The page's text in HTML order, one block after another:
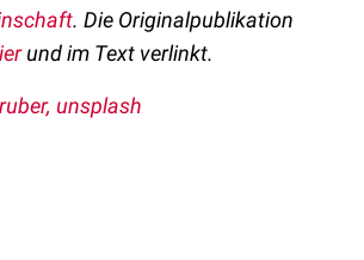
. Die Originalpublikation
und im Text verlinkt.
unsplash